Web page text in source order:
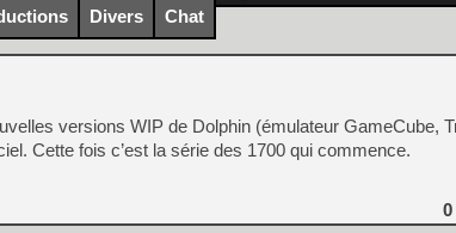
[Mo5] DOOM arrive en
[GK] Bethesda fête les 30
[GK] Roblox : l'action en
[GK] Agenda - GeForce
Divers Chat
versions WIP de Dolphin (émulateur GameCube,
Cette fois c’est la série des 1700 qui commence.
0